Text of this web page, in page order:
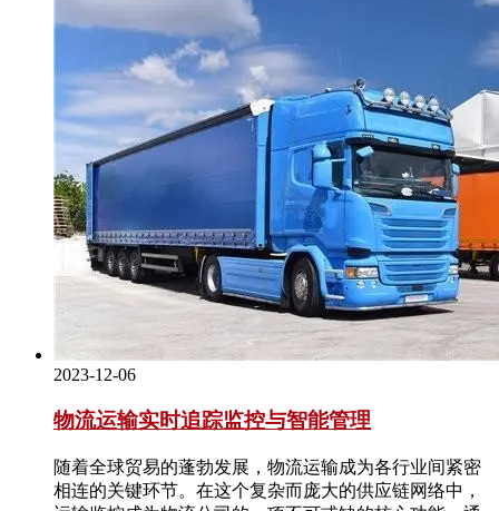
2023-12-06
物流运输实时追踪监控与智能管理
随着全球贸易的蓬勃发展，物流运输成为各行业间紧密
相连的关键环节。在这个复杂而庞大的供应链网络中，